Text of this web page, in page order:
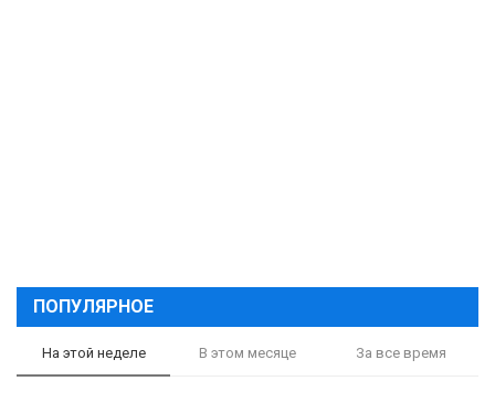
ПОПУЛЯРНОЕ
На этой неделе В этом месяце За все время